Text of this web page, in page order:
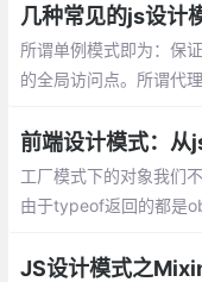
闭原则，使代码更容易
几种常见的js设计
所谓单例模式即为：保
的全局访问点。所谓代
我们实际上访问的是代
工厂模式下的对象我们
由于typeof返回的都是
创建一个独立的person
JS设计模式之